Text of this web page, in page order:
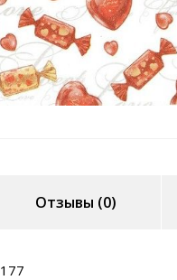
Отзывы (0)
177